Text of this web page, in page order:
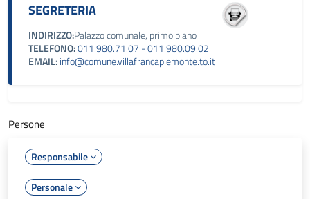
SEGRETERIA
INDIRIZZO:Palazzo comunale, primo piano
TELEFONO:011.980.71.07 - 011.980.09.02
EMAIL:info@comune.villafrancapiemonte.to.it
Persone
Responsabile
Personale